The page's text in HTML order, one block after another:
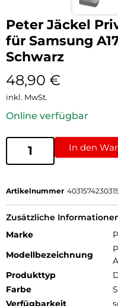
Peter Jäckel
für Samsung
Schwarz
48,90 €
inkl. MwSt.
Online verfügbar
In den
Artikelnummer
Zusätzliche
Marke
Modellbezeichnung
Produkttyp
Farbe
Verfügbarkeit